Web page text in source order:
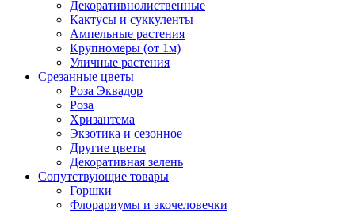
Декоративнолиственные
Кактусы и суккуленты
Ампельные растения
Крупномеры (от 1м)
Уличные растения
Срезанные цветы
Роза Эквадор
Роза
Хризантема
Экзотика и сезонное
Другие цветы
Декоративная зелень
Сопутствующие товары
Горшки
Флорариумы и экочеловечки